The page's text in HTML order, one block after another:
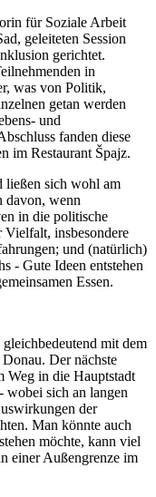
für Soziale Arbeit
geleiteten Session
gerichtet.
in
was von Politik,
getan werden
und
fanden diese
im Restaurant Špajz.
ließen sich wohl am
davon, wenn
in die politische
Vielfalt, insbesondere
und (natürlich)
- Gute Ideen entstehen
Essen.
mit dem
Der nächste
Weg in die Hauptstadt
wobei sich an langen
der
Man könnte auch
möchte, kann viel
einer Außengrenze im